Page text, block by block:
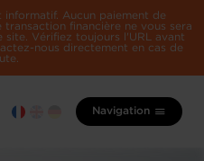
informatif. Aucun paiement de
financière ne vous sera
site. Vérifiez toujours l'URL avant
nous directement en cas de
Navigation